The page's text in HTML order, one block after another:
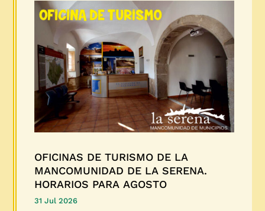
OFICINAS DE TURISMO DE LA
MANCOMUNIDAD DE LA SERENA.
HORARIOS PARA AGOSTO
31 Jul 2026